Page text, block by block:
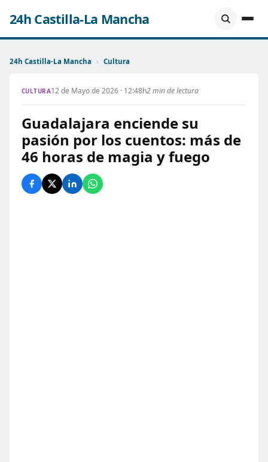
24h Castilla-La Mancha
24h Castilla-La Mancha › Cultura
CULTURA12 de Mayo de 2026 · 12:48h2 min de lectura
Guadalajara enciende su
pasión por los cuentos: más de
46 horas de magia y fuego